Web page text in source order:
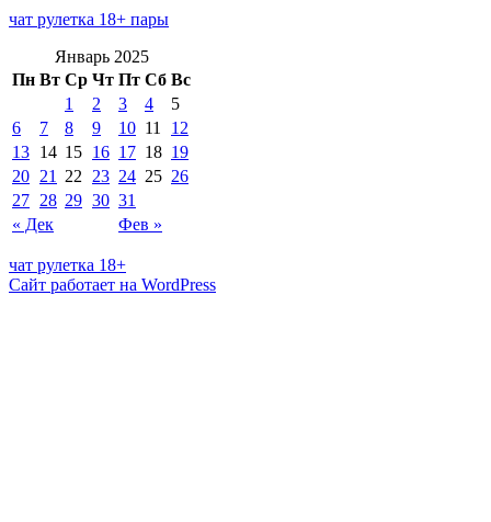
чат рулетка 18+ пары
Январь 2025
Пн Вт Ср Чт Пт Сб Вс
« Дек Фев »
1 2 3 4
5
6
7 8 9 10 11
12
13 14 15 16 17 18 19
20 21 22 23 24 25 26
27 28 29 30 31
чат рулетка 18+
Сайт работает на WordPress